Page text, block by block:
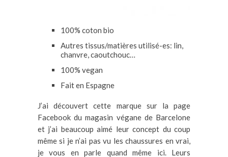
100% coton bio
Autres tissus/matières utilisé-es: lin,
chanvre, caoutchouc…
100% vegan
Fait en Espagne
J’ai découvert cette marque sur la page
Facebook du magasin végane de Barcelone
et j’ai beaucoup aimé leur concept du coup
même si je n’ai pas vu les chaussures en vrai,
je vous en parle quand même ici. Leurs